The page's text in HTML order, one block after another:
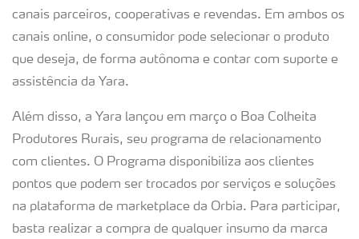
canais parceiros, cooperativas e revendas. Em ambos os
canais online, o consumidor pode selecionar o produto
que deseja, de forma autônoma e contar com suporte e
assistência da Yara.
Além disso, a Yara lançou em março o Boa Colheita
Produtores Rurais, seu programa de relacionamento
com clientes. O Programa disponibiliza aos clientes
pontos que podem ser trocados por serviços e soluções
na plataforma de marketplace da Orbia. Para participar,
basta realizar a compra de qualquer insumo da marca